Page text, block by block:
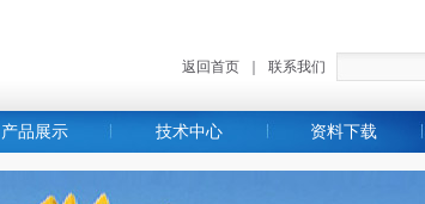
返回首页 联系我们
产品展示 技术中心 资料下载